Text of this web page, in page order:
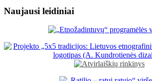
Naujausi leidiniai